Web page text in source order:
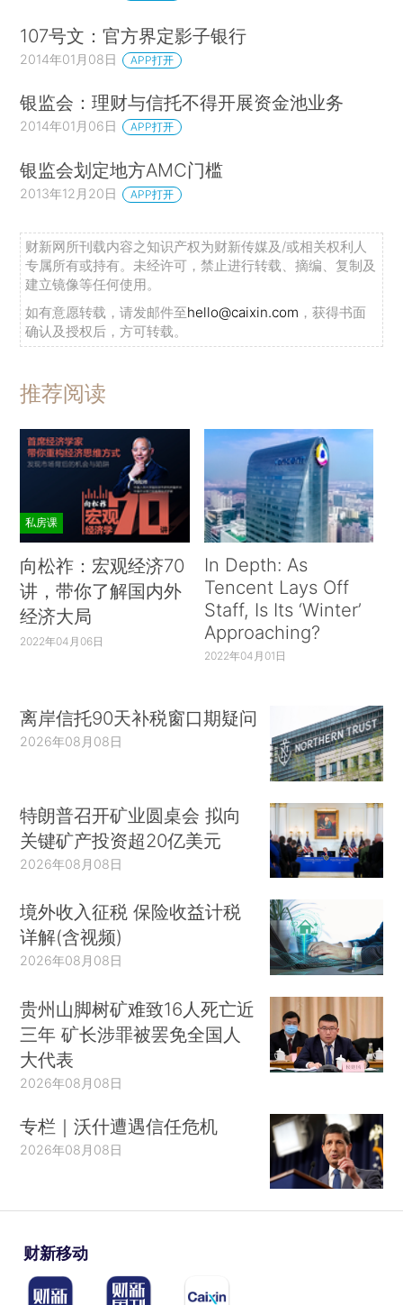
107号文：官方界定影子银行
2014年01月08日 APP打开
银监会：理财与信托不得开展资金池业务
2014年01月06日 APP打开
银监会划定地方AMC门槛
2013年12月20日 APP打开
财新网所刊载内容之知识产权为财新传媒及/或相关权利人
专属所有或持有。未经许可，禁止进行转载、摘编、复制及
建立镜像等任何使用。
如有意愿转载，请发邮件至hello@caixin.com ，获得书面
确认及授权后，方可转载。
推荐阅读
私房课
向松祚：宏观经济70
讲，带你了解国内外
经济大局
2022年04月06日
In Depth: As
Tencent Lays Off
Staff, Is Its ‘Winter’
Approaching?
2022年04月01日
离岸信托90天补税窗口期疑问
2026年08月08日
特朗普召开矿业圆桌会 拟向
关键矿产投资超20亿美元
2026年08月08日
境外收入征税 保险收益计税
详解(含视频)
2026年08月08日
贵州山脚树矿难致16人死亡近
三年 矿长涉罪被罢免全国人
大代表
2026年08月08日
专栏｜沃什遭遇信任危机
2026年08月08日
财新移动